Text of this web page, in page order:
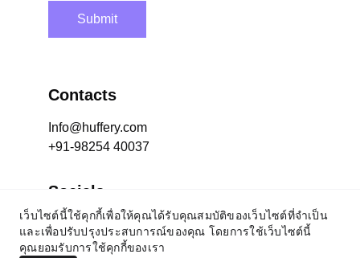
Contacts
Submit
Info@huffery.com
Socials
+91-98254 40037
© 2024 Huffery Pet Products Private Limited. All
Rights Reserved
เว็บไซต์นี้ใช้คุกกี้เพื่อให้คุณได้รับคุณสมบัติของเว็บไซต์ที่จำเป็น
และเพื่อปรับปรุงประสบการณ์ของคุณ โดยการใช้เว็บไซต์นี้
คุณยอมรับการใช้คุกกี้ของเรา